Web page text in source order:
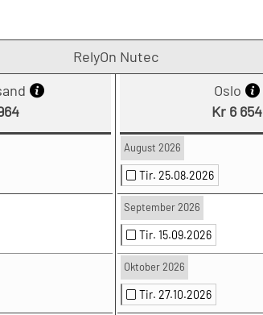
RelyOn Nutec
Oslo
Kr 6 654
August 2026
Tir. 25.08.2026
September 2026
Tir. 15.09.2026
Oktober 2026
Tir. 27.10.2026